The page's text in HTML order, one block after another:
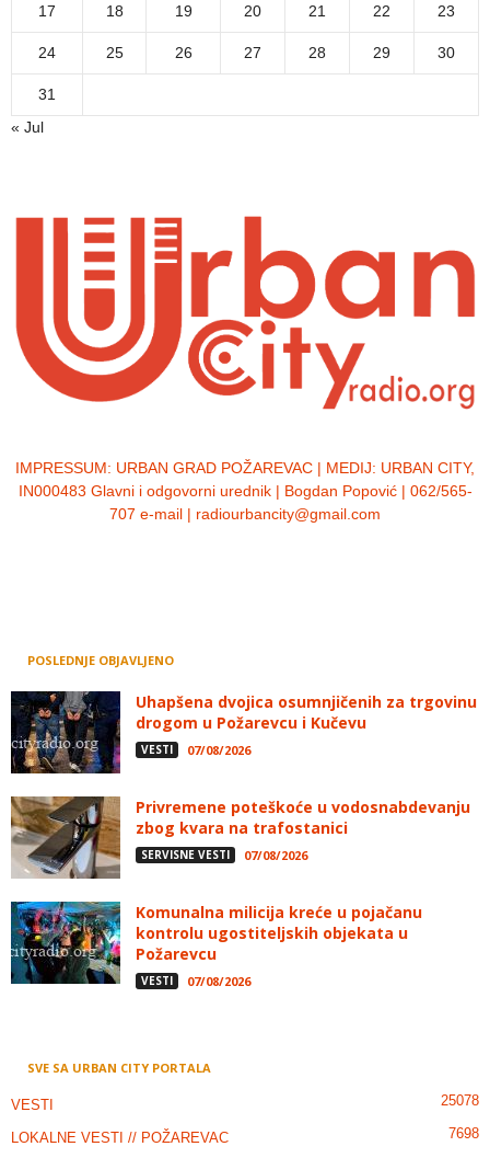
17 18 19 20 21 22 23
24 25 26 27 28 29 30
31
« Jul
IMPRESSUM: URBAN GRAD POŽAREVAC | MEDIJ: URBAN CITY,
IN000483 Glavni i odgovorni urednik | Bogdan Popović | 062/565-
707 e-mail | radiourbancity@gmail.com
POSLEDNJE OBJAVLJENO
Uhapšena dvojica osumnjičenih za trgovinu
drogom u Požarevcu i Kučevu
VESTI 07/08/2026
Privremene poteškoće u vodosnabdevanju
zbog kvara na trafostanici
SERVISNE VESTI 07/08/2026
Komunalna milicija kreće u pojačanu
kontrolu ugostiteljskih objekata u
Požarevcu
VESTI 07/08/2026
SVE SA URBAN CITY PORTALA
VESTI 25078
LOKALNE VESTI // POŽAREVAC 7698